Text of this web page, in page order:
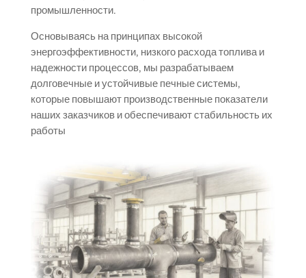
промышленности.
Основываясь на принципах высокой
энергоэффективности, низкого расхода топлива и
надежности процессов, мы разрабатываем
долговечные и устойчивые печные системы,
которые повышают производственные показатели
наших заказчиков и обеспечивают стабильность их
работы